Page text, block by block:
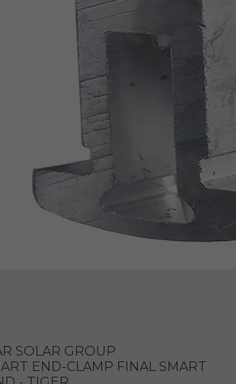
SOLAR GROUP
END-CLAMP FINAL SMART